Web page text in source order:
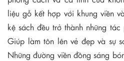
liệu gỗ kết hợp với khung viền
kệ sách đều trở thành những
Giúp làm tôn lên vẻ đẹp và sự
Những đường viền đồng sáng